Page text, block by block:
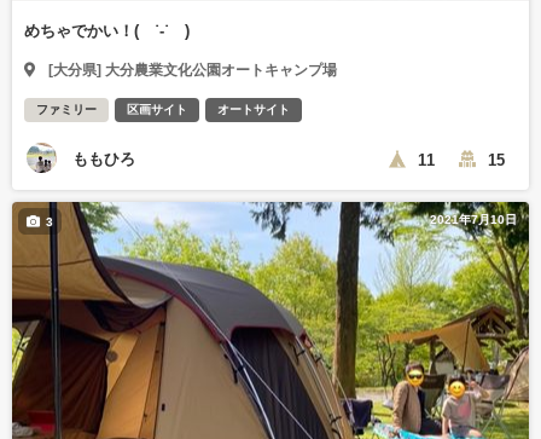
めちゃでかい！( ˙-˙ )
[大分県] 大分農業文化公園オートキャンプ場
ファミリー 区画サイト オートサイト
ももひろ 11 15
2021年7月10日
3